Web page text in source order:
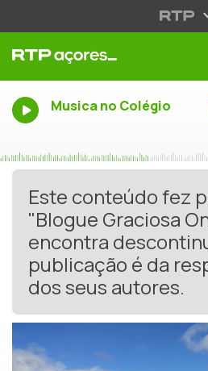
Musica no Colégio
Este conteúdo fez
"Blogue Graciosa
encontra
publicação é da
dos seus autores.